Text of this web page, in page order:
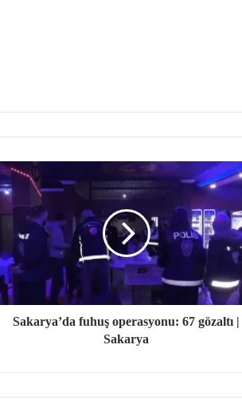
Sakarya’da fuhuş operasyonu: 67 gözaltı |
Sakarya